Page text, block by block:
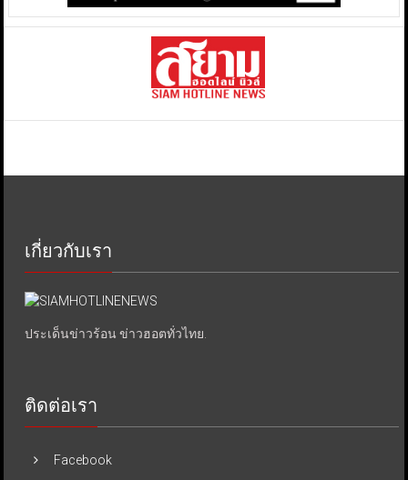
เกี่ยวกับเรา
ประเด็นข่าวร้อน ข่าวฮอตทั่วไทย.
ติดต่อเรา
Facebook